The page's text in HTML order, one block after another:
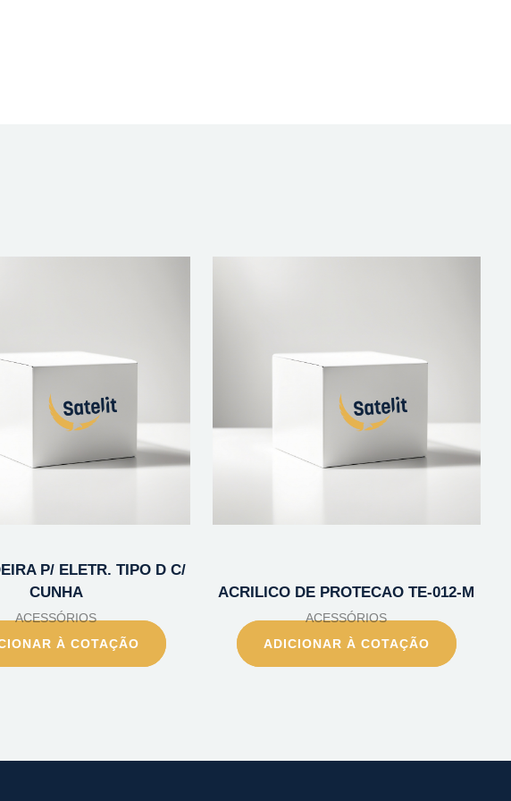
P/ ELETR. TIPO D C/
CUNHA
ACESSÓRIOS
À COTAÇÃO
ACRILICO DE PROTECAO TE-012-M
ACESSÓRIOS
ADICIONAR À COTAÇÃO